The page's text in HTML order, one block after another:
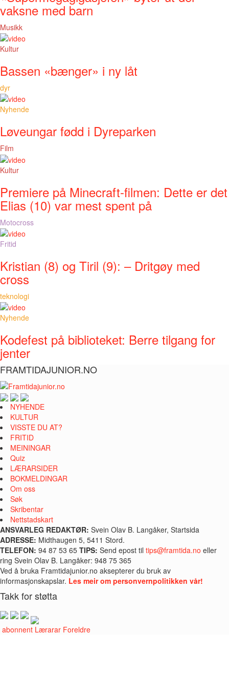
vaksne med barn
Musikk
Kultur
Bassen «bænger» i ny låt
dyr
Nyhende
Løveungar fødd i Dyreparken
Film
Kultur
Premiere på Minecraft-filmen: Dette er det
Elias (10) var mest spent på
Motocross
Fritid
Kristian (8) og Tiril (9): – Dritgøy med
cross
teknologi
Nyhende
Kodefest på biblioteket: Berre tilgang for
jenter
FRAMTIDAJUNIOR.NO
NYHENDE
KULTUR
VISSTE DU AT?
FRITID
MEININGAR
Quiz
LÆRARSIDER
BOKMELDINGAR
Om oss
Søk
Skribentar
Nettstadskart
ANSVARLEG REDAKTØR: Svein Olav B. Langåker, Startsida
ADRESSE: Midthaugen 5, 5411 Stord.
TELEFON: 94 87 53 65 TIPS: Send epost til tips@framtida.no eller
ring Svein Olav B. Langåker: 948 75 365
Ved å bruka Framtidajunior.no aksepterer du bruk av
informasjonskapslar. Les meir om personvernpolitikken vår!
Takk for støtta
abonnent Lærarar Foreldre